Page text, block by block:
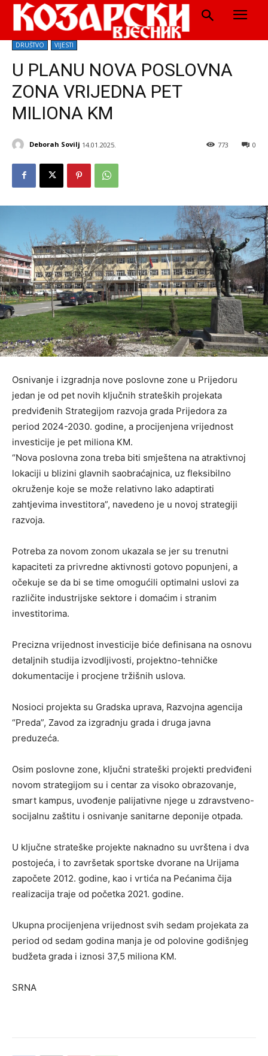
DRUŠTVO VIJESTI
U PLANU NOVA POSLOVNA
ZONA VRIJEDNA PET
MILIONA KM
Deborah Sovilj 14.01.2025. 0
773
Osnivanje i izgradnja nove poslovne zone u Prijedoru
jedan je od pet novih ključnih strateških projekata
predviđenih Strategijom razvoja grada Prijedora za
period 2024-2030. godine, a procijenjena vrijednost
investicije je pet miliona KM.
“Nova poslovna zona treba biti smještena na atraktivnoj
lokaciji u blizini glavnih saobraćajnica, uz fleksibilno
okruženje koje se može relativno lako adaptirati
zahtjevima investitora”, navedeno je u novoj strategiji
razvoja.
Potreba za novom zonom ukazala se jer su trenutni
kapaciteti za privredne aktivnosti gotovo popunjeni, a
očekuje se da bi se time omogućili optimalni uslovi za
različite industrijske sektore i domaćim i stranim
investitorima.
Precizna vrijednost investicije biće definisana na osnovu
detaljnih studija izvodljivosti, projektno-tehničke
dokumentacije i procjene tržišnih uslova.
Nosioci projekta su Gradska uprava, Razvojna agencija
“Preda”, Zavod za izgradnju grada i druga javna
preduzeća.
Osim poslovne zone, ključni strateški projekti predviđeni
novom strategijom su i centar za visoko obrazovanje,
smart kampus, uvođenje palijativne njege u zdravstveno-
socijalnu zaštitu i osnivanje sanitarne deponije otpada.
U ključne strateške projekte naknadno su uvrštena i dva
postojeća, i to završetak sportske dvorane na Urijama
započete 2012. godine, kao i vrtića na Pećanima čija
realizacija traje od početka 2021. godine.
Ukupna procijenjena vrijednost svih sedam projekata za
period od sedam godina manja je od polovine godišnjeg
budžeta grada i iznosi 37,5 miliona KM.
SRNA